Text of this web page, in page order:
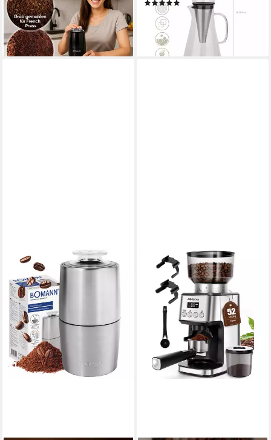
60g Kaffeebohnen
19,95 €
lieferbar - in 2-3 Werktagen bei dir
39,90 € UVP 49,90 €
-20%
lieferbar - in 2-3 Werktagen bei dir